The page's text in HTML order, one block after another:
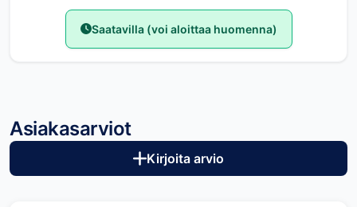
Saatavilla (voi aloittaa huomenna)
Asiakasarviot
Kirjoita arvio